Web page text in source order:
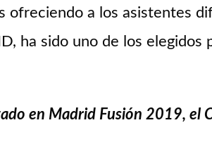
ofreciendo a los asistentes
ha sido uno de los elegidos
en Madrid Fusión 2019, el